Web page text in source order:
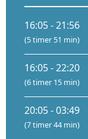
16:05 - 21:56
(5 timer 51 min)
16:05 - 22:20
(6 timer 15 min)
20:05 - 03:49
(7 timer 44 min)